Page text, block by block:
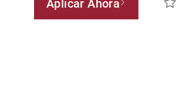
Aplicar Ahora